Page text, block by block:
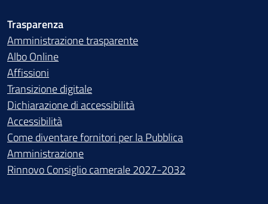
Trasparenza
Amministrazione trasparente
Albo Online
Affissioni
Transizione digitale
Dichiarazione di accessibilità
Accessibilità
Come diventare fornitori per la Pubblica
Amministrazione
Rinnovo Consiglio camerale 2027-2032